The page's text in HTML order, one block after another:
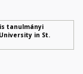
tanulmányi
in St.